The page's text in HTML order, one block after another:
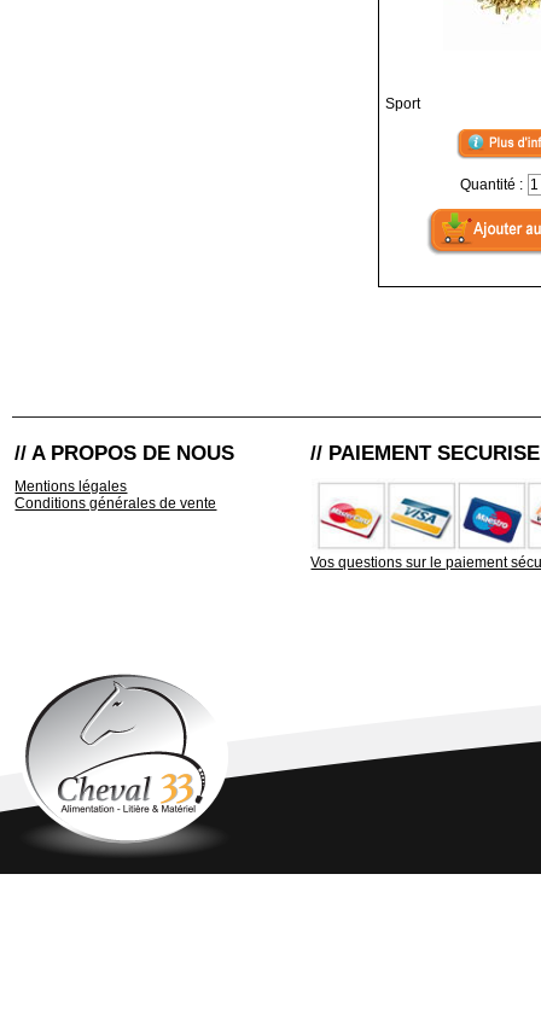
Sport
Quantité :
// A PROPOS DE NOUS
Mentions légales
Conditions générales de vente
// PAIEMENT SECURISE
Vos questions sur le paiement